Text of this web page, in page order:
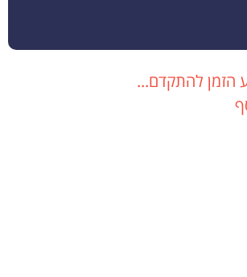
הזמן להתקדם...